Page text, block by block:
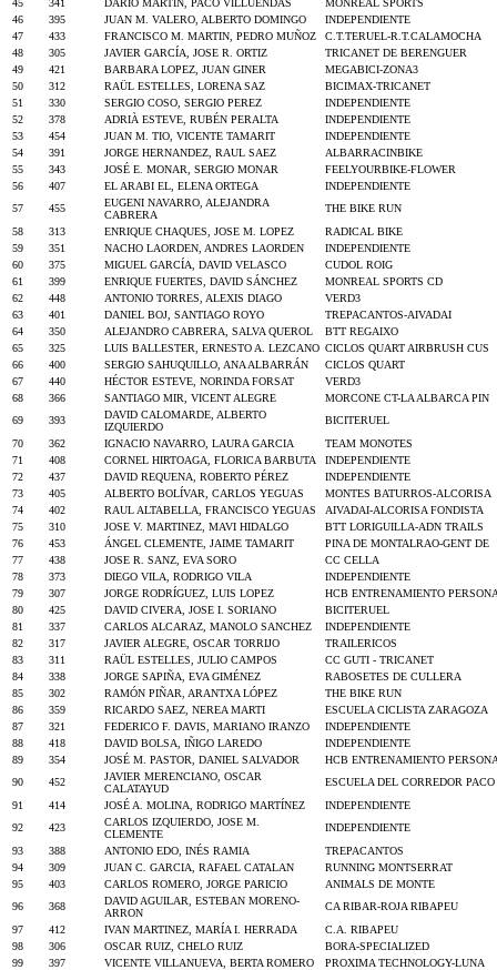
45
341 DARÍO MARTÍN, PACO VILLUENDAS
MONREAL SPORTS
46
395 JUAN M. VALERO, ALBERTO DOMINGO
INDEPENDIENTE
47
433 FRANCISCO M. MARTIN, PEDRO MUÑOZ
C.T.TERUEL-R.T.CALAMOCHA
48
305 JAVIER GARCÍA, JOSE R. ORTIZ
TRICANET DE BERENGUER
49
421 BARBARA LOPEZ, JUAN GINER
MEGABICI-ZONA3
50
312 RAÜL ESTELLES, LORENA SAZ
BICIMAX-TRICANET
51
330 SERGIO COSO, SERGIO PEREZ
INDEPENDIENTE
52
378 ADRIÀ ESTEVE, RUBÉN PERALTA
INDEPENDIENTE
53
454 JUAN M. TIO, VICENTE TAMARIT
INDEPENDIENTE
54
391 JORGE HERNANDEZ, RAUL SAEZ
ALBARRACINBIKE
55
343 JOSÉ E. MONAR, SERGIO MONAR
FEELYOURBIKE-FLOWER
56
407 EL ARABI EL, ELENA ORTEGA
INDEPENDIENTE
57
455
EUGENI NAVARRO, ALEJANDRA
CABRERA
THE BIKE RUN
58
313 ENRIQUE CHAQUES, JOSE M. LOPEZ
RADICAL BIKE
59
351 NACHO LAORDEN, ANDRES LAORDEN
INDEPENDIENTE
60
375 MIGUEL GARCÍA, DAVID VELASCO
CUDOL ROIG
61
399 ENRIQUE FUERTES, DAVID SÁNCHEZ
MONREAL SPORTS CD
62
448 ANTONIO TORRES, ALEXIS DIAGO
VERD3
63
401 DANIEL BOJ, SANTIAGO ROYO
TREPACANTOS-AIVADAI
64
350 ALEJANDRO CABRERA, SALVA QUEROL
BTT REGAIXO
65
325 LUIS BALLESTER, ERNESTO A. LEZCANO CICLOS QUART AIRBRUSH CUS
66
400 SERGIO SAHUQUILLO, ANA ALBARRÁN
CICLOS QUART
67
440 HÉCTOR ESTEVE, NORINDA FORSAT
VERD3
68
366 SANTIAGO MIR, VICENT ALEGRE
MORCONE CT-LA ALBARCA PIN
69
393
DAVID CALOMARDE, ALBERTO
IZQUIERDO
BICITERUEL
70
362 IGNACIO NAVARRO, LAURA GARCIA
TEAM MONOTES
71
408 CORNEL HIRTOAGA, FLORICA BARBUTA
INDEPENDIENTE
72
437 DAVID REQUENA, ROBERTO PÉREZ
INDEPENDIENTE
73
405 ALBERTO BOLÍVAR, CARLOS YEGUAS
MONTES BATURROS-ALCORISA
74
402 RAUL ALTABELLA, FRANCISCO YEGUAS
AIVADAI-ALCORISA FONDISTA
75
310 JOSE V. MARTINEZ, MAVI HIDALGO
BTT LORIGUILLA-ADN TRAILS
76
453 ÁNGEL CLEMENTE, JAIME TAMARIT
PINA DE MONTALRAO-GENT DE
77
438 JOSE R. SANZ, EVA SORO
CC CELLA
78
373 DIEGO VILA, RODRIGO VILA
INDEPENDIENTE
79
307 JORGE RODRÍGUEZ, LUIS LOPEZ
HCB ENTRENAMIENTO
80
425 DAVID CIVERA, JOSE I. SORIANO
BICITERUEL
81
337 CARLOS ALCARAZ, MANOLO SANCHEZ
INDEPENDIENTE
82
317 JAVIER ALEGRE, OSCAR TORRIJO
TRAILERICOS
83
311 RAÜL ESTELLES, JULIO CAMPOS
CC GUTI - TRICANET
84
338 JORGE SAPIÑA, EVA GIMÉNEZ
RABOSETES DE CULLERA
85
302 RAMÓN PIÑAR, ARANTXA LÓPEZ
THE BIKE RUN
86
359 RICARDO SAEZ, NEREA MARTI
ESCUELA CICLISTA ZARAGOZA
87
321 FEDERICO F. DAVIS, MARIANO IRANZO
INDEPENDIENTE
88
418 DAVID BOLSA, IÑIGO LAREDO
INDEPENDIENTE
89
354 JOSÉ M. PASTOR, DANIEL SALVADOR
HCB ENTRENAMIENTO
90
452
JAVIER MERENCIANO, OSCAR
CALATAYUD
ESCUELA DEL CORREDOR PACO
91
414 JOSÉ A. MOLINA, RODRIGO MARTÍNEZ
INDEPENDIENTE
92
423
CARLOS IZQUIERDO, JOSE M.
CLEMENTE
INDEPENDIENTE
93
388 ANTONIO EDO, INÉS RAMIA
TREPACANTOS
94
309 JUAN C. GARCIA, RAFAEL CATALAN
RUNNING MONTSERRAT
95
403 CARLOS ROMERO, JORGE PARICIO
ANIMALS DE MONTE
96
368
DAVID AGUILAR, ESTEBAN MORENO-
ARRON
CA RIBAR-ROJA RIBAPEU
97
412 IVAN MARTINEZ, MARÍA I. HERRADA
C.A. RIBAPEU
98
306 OSCAR RUIZ, CHELO RUIZ
BORA-SPECIALIZED
99
397 VICENTE VILLANUEVA, BERTA ROMERO
PROXIMA TECHNOLOGY-LUNA